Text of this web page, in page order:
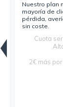
Nuestro plan
mayoría de
pérdida,
sin coste.
Cuota
2€ más